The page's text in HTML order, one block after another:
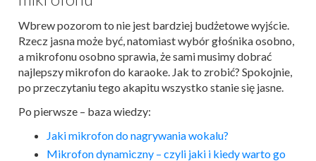
Wbrew pozorom to nie jest bardziej budżetowe wyjście.
Rzecz jasna może być, natomiast wybór głośnika osobno,
a mikrofonu osobno sprawia, że sami musimy dobrać
najlepszy mikrofon do karaoke. Jak to zrobić? Spokojnie,
po przeczytaniu tego akapitu wszystko stanie się jasne.
Po pierwsze – baza wiedzy:
Jaki mikrofon do nagrywania wokalu?
Mikrofon dynamiczny – czyli jaki i kiedy warto go